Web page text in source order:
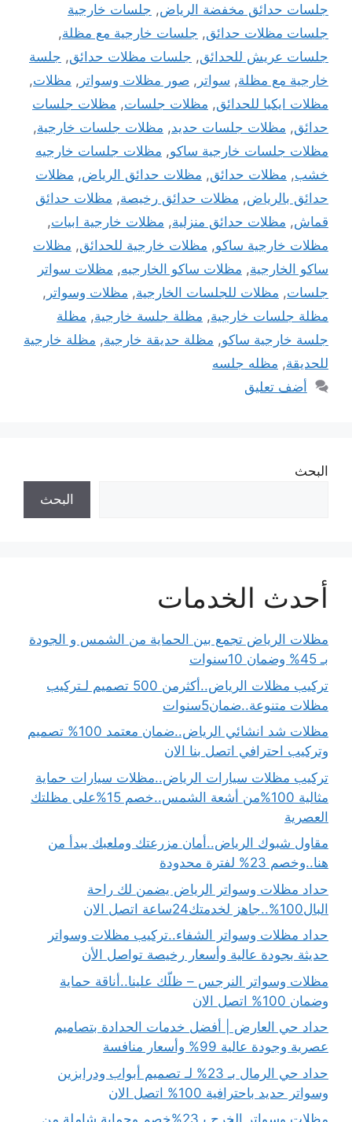
جلسات حدائق مخفضة الرياض, جلسات خارجية
جلسات مظلات حدائق, جلسات خارجية مع مظلة,
جلسات عريش للحدائق, جلسات مظلات حدائق, جلسة
خارجية مع مظلة, سواتر , صور مظلات وسواتر , مظلات,
مظلات ايكيا للحدائق, مظلات جلسات, مظلات جلسات
حدائق, مظلات جلسات حديد, مظلات جلسات خارجية,
مظلات جلسات خارجية ساكو, مظلات جلسات خارجيه
خشب, مظلات حدائق, مظلات حدائق الرياض, مظلات
حدائق بالرياض, مظلات حدائق رخيصة, مظلات حدائق
قماش, مظلات حدائق منزلية, مظلات خارجية ابيات,
مظلات خارجية ساكو, مظلات خارجية للحدائق, مظلات
ساكو الخارجية, مظلات ساكو الخارجيه, مظلات سواتر
جلسات, مظلات للجلسات الخارجية, مظلات وسواتر ,
مظلة جلسات خارجية, مظلة جلسة خارجية, مظلة
جلسة خارجية ساكو, مظلة حديقة خارجية, مظلة خارجية
للحديقة, مظله جلسه
أضف تعليق
البحث
البحث
أحدث الخدمات
مظلات الرياض تجمع بين الحماية من الشمس و الجودة
بـ 45% وضمان 10سنوات
تركيب مظلات الرياض..أكثرمن 500 تصميم لـتركيب
مظلات متنوعة..ضمان5سنوات
مظلات شد انشائي الرياض..ضمان معتمد 100% تصميم
وتركيب احترافي اتصل بنا الان
تركيب مظلات سيارات الرياض..مظلات سيارات حماية
مثالية 100%من أشعة الشمس..خصم 15%على مظلتك
العصرية
مقاول شبوك الرياض..أمان مزرعتك وملعبك يبدأ من
هنا..وخصم 23% لفترة محدودة
حداد مظلات وسواتر الرياض يضمن لك راحة
البال100%..جاهز لخدمتك24ساعة اتصل الان
حداد مظلات وسواتر الشفاء..تركيب مظلات وسواتر
حديثة بجودة عالية وأسعار رخيصة تواصل الأن
مظلات وسواتر النرجس – ظلّك علينا..أناقة حماية
وضمان 100% اتصل الان
حداد حي العارض | أفضل خدمات الحدادة بتصاميم
عصرية وجودة عالية 99% وأسعار منافسة
حداد حي الرمال بـ 23% لـ تصميم أبواب ودرابزين
وسواتر حديد باحترافية 100% اتصل الان